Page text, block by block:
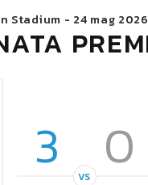
Stadium - 24 mag
3 0
VS